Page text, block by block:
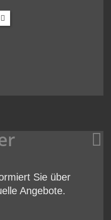
Sie über
Angebote.